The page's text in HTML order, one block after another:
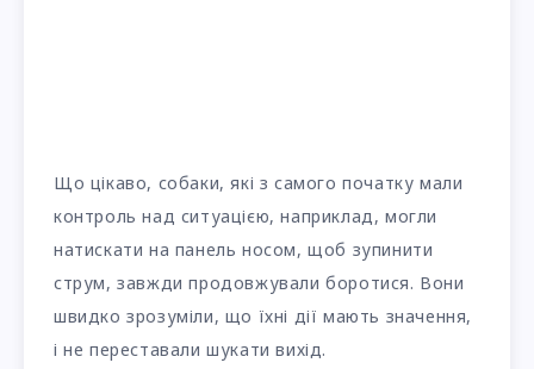
Що цікаво, собаки, які з самого початку мали
контроль над ситуацією, наприклад, могли
натискати на панель носом, щоб зупинити
струм, завжди продовжували боротися. Вони
швидко зрозуміли, що їхні дії мають значення,
і не переставали шукати вихід.